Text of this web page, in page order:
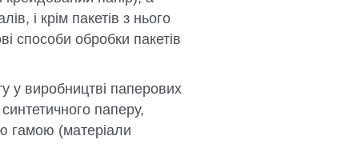
і крім пакетів з нього
способи обробки пакетів
у виробництві паперових
паперу,
гамою (матеріали